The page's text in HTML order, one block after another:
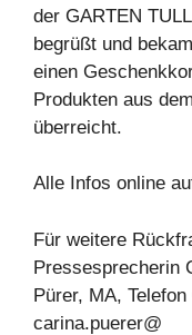
der GARTEN
begrüßt und
einen
Produkten aus
überreicht.
Alle Infos online
Für weitere
Pressesprecherin
Pürer, MA,
carina.puerer@